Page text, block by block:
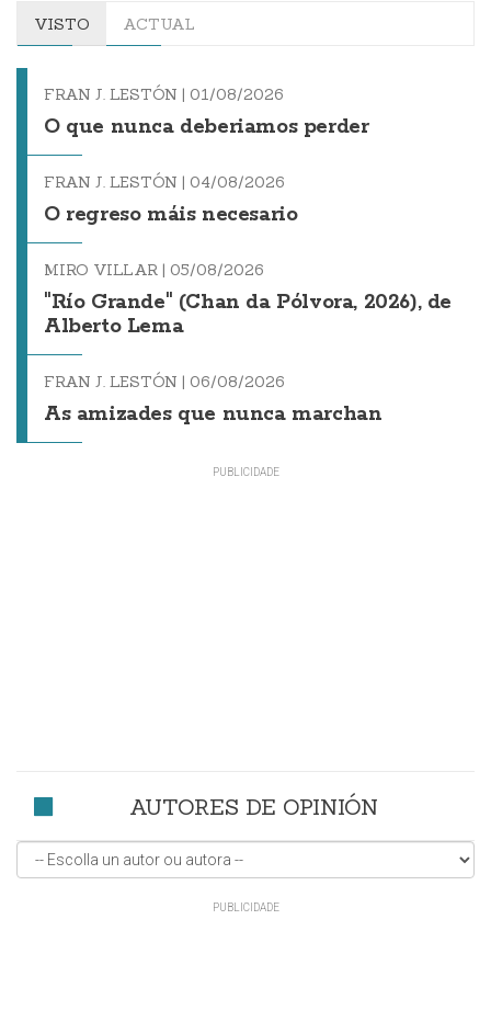
VISTO ACTUAL
FRAN J. LESTÓN | 01/08/2026
O que nunca deberiamos perder
FRAN J. LESTÓN | 04/08/2026
O regreso máis necesario
MIRO VILLAR | 05/08/2026
"Río Grande" (Chan da Pólvora, 2026), de
Alberto Lema
FRAN J. LESTÓN | 06/08/2026
As amizades que nunca marchan
AUTORES DE OPINIÓN